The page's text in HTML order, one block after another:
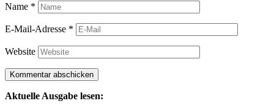
Name *
E-Mail-Adresse *
Website
Aktuelle Ausgabe lesen: